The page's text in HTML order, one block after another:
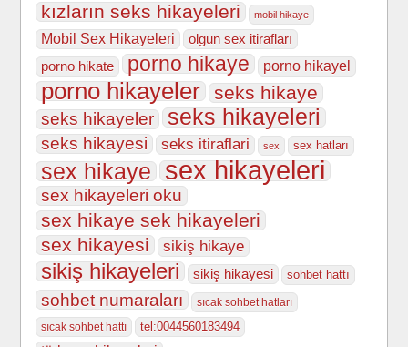
kızların seks hikayeleri mobil hikaye
Mobil Sex Hikayeleri
olgun sex itirafları
porno hikate
porno hikaye porno hikayel
porno hikayeler seks hikaye
seks hikayeler seks hikayeleri
seks hikayesi seks itiraflari sex sex hatları
sex hikaye sex hikayeleri
sex hikayeleri oku
sex hikaye sek hikayeleri
sex hikayesi
sikiş hikaye
sikiş hikayeleri sikiş hikayesi sohbet hattı
sohbet numaraları
sıcak sohbet hatları
sıcak sohbet hattı
tel:0044560183494